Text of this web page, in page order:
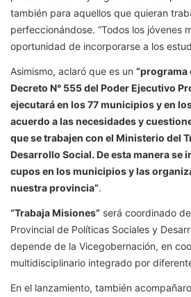
también para aquellos que quieran
perfeccionándose. “Todos los jóvenes
oportunidad de incorporarse a los
Asimismo, aclaró que es un “programa
Decreto N° 555 del Poder Ejecutivo
ejecutará en los 77 municipios y en
acuerdo a las necesidades y
que se trabajen con el Ministerio del
Desarrollo Social. De esta manera se
cupos en los municipios y las
nuestra provincia”.
“Trabaja Misiones” será coordinado
Provincial de Políticas Sociales y
depende de la Vicegobernación, en
multidisciplinario integrado por
En el lanzamiento, también